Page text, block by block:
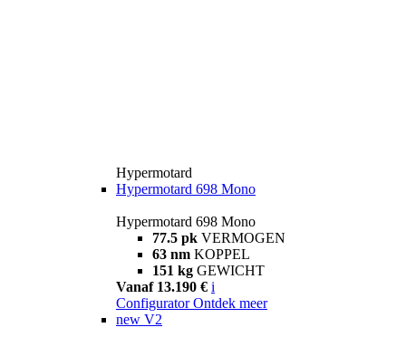
Hypermotard
Hypermotard 698 Mono
Hypermotard 698 Mono
77.5 pk VERMOGEN
63 nm KOPPEL
151 kg GEWICHT
Vanaf 13.190 € i
Configurator Ontdek meer
new V2